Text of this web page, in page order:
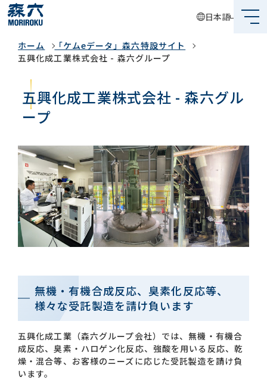
日本語
森六って何？
企業情報
事業内容
投資家情報
採用情報
グローバルネットワーク
お問い合わせ一覧
ホーム
「ケムeデータ」森六特設サイト
五興化成工業株式会社 - 森六グループ
五興化成工業株式会社 - 森六グル
ープ
無機・有機合成反応、臭素化反応等、
様々な受託製造を請け負います
五興化成工業（森六グループ会社）では、無機・有機合
成反応、臭素・ハロゲン化反応、強酸を用いる反応、乾
燥・混合等、お客様のニーズに応じた受託製造を請け負
います。